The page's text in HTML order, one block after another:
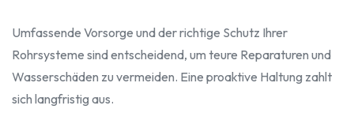
Umfassende Vorsorge und der richtige Schutz Ihrer
Rohrsysteme sind entscheidend, um teure Reparaturen und
Wasserschäden zu vermeiden. Eine proaktive Haltung zahlt
sich langfristig aus.